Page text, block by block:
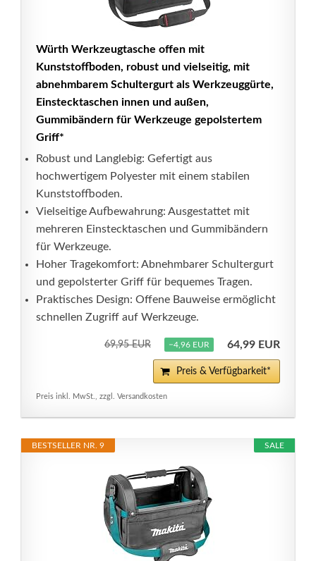
Würth Werkzeugtasche offen mit
Kunststoffboden, robust und vielseitig, mit
abnehmbarem Schultergurt als Werkzeuggürte,
Einstecktaschen innen und außen,
Gummibändern für Werkzeuge gepolstertem
Griff*
Robust und Langlebig: Gefertigt aus
hochwertigem Polyester mit einem stabilen
Kunststoffboden.
Vielseitige Aufbewahrung: Ausgestattet mit
mehreren Einstecktaschen und Gummibändern
für Werkzeuge.
Hoher Tragekomfort: Abnehmbarer Schultergurt
und gepolsterter Griff für bequemes Tragen.
Praktisches Design: Offene Bauweise ermöglicht
schnellen Zugriff auf Werkzeuge.
69,95 EUR −4,96 EUR 64,99 EUR
Preis & Verfügbarkeit*
Preis inkl. MwSt., zzgl. Versandkosten
SALE
BESTSELLER NR. 9